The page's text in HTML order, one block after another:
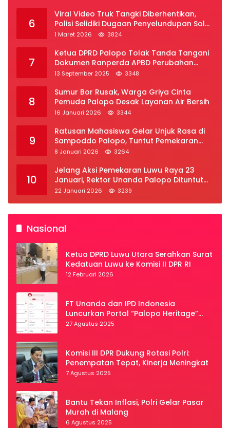
6
Viral Video Truk Tangki Diberhentikan,
Polisi Selidiki Dugaan Penyelundupan Solar
Subsidi di Palopo
1 Maret 2026 3824
7
Ketua DPRD Palopo Tolak Tanda Tangani
Dokumen Ranperda APBD Perubahan
2025
13 September 2025 3348
8
Sumur Bor Rusak, Warga Griya Cinta
Pemuda Palopo Desak Layanan Air Bersih
16 Januari 2026 3344
9
Ratusan Mahasiswa Gelar Unjuk Rasa di
Sampoddo Palopo, Tuntut Pemekaran
Provinsi Luwu Raya
8 Januari 2026 3264
10
Jelang Aksi Pemekaran Luwu Raya 23
Januari, Rektor Unanda Palopo Dituntut
Liburkan Mahasiswa
22 Januari 2026 3239
Nasional
Ketua DPRD Luwu Utara Serahkan Surat
Kedatuan Luwu ke Komisi II DPR RI
12 Februari 2026
FT Unanda dan IPD Indonesia
Luncurkan Portal “Palopo Heritage”
Secara Virtual
27 Agustus 2025
Komisi III DPR Dukung Rotasi Polri:
Penempatan Tepat, Kinerja Meningkat
7 Agustus 2025
Bantu Tekan Inflasi, Polri Gelar Pasar
Murah di Malang
6 Agustus 2025